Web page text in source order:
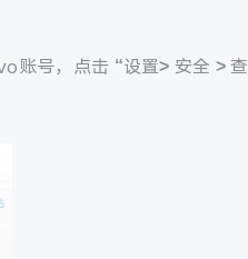
账号，点击 “设置> 安全 > 查